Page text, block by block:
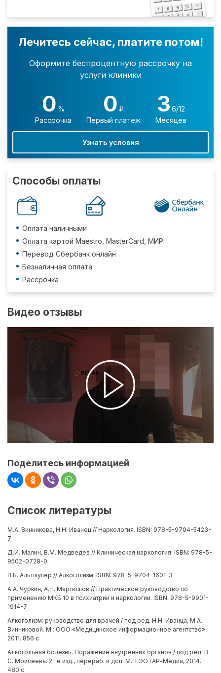
Лечитесь сейчас, платите потом!
Оформите беспроцентную рассрочку на
услуги клиники
0 %
Рассрочка
0 ₽
Первый платеж
3 6/12
Месяцев
Узнать условия
Способы оплаты
Оплата наличными
Оплата картой Maestro, MasterCard, МИР
Перевод Сбербанк онлайн
Безналичная оплата
Рассрочка
Видео отзывы
Поделитесь информацией
Список литературы
М.А. Винникова, Н.Н. Иванец // Наркология. ISBN: 978-5-9704-5423-
7
Д.И. Малин, В.М. Медведев // Клиническая наркология. ISBN: 978-5-
9502-0728-0
В.Б. Альтшулер // Алкоголизм. ISBN: 978-5-9704-1601-3
А.А. Чуркин, А.Н. Мартюшов // Практическое руководство по
применению МКБ 10 в психиатрии и наркологии. ISBN: 978-5-9901-
1914-7
Алкоголизм: руководство для врачей / под ред. Н.Н. Иванца, М.А.
Винниковой. М.: ООО «Медицинское информационное агентство»,
2011. 856 с
Алкогольная болезнь. Поражение внутренних органов / под ред. В.
С. Моисеева. 2- е изд., перераб. и доп. М.: ГЭОТАР-Медиа, 2014.
480 с.